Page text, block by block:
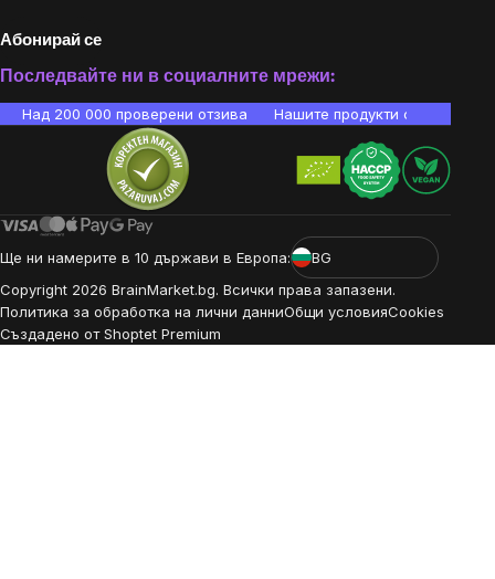
Абонирай се
Последвайте ни в социалните мрежи:
Над 200 000 проверени отзива Нашите продукти са
Ще ни намерите в 10 държави в Европа:
BG
Copyright 2026 BrainMarket.bg. Всички права запазени.
Политика за обработка на лични данниОбщи условияCookies
Създадено от Shoptet Premium